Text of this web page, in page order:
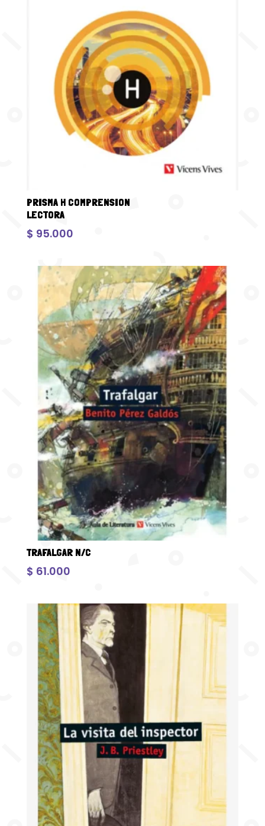
PRISMA H COMPRENSION
LECTORA
$ 95.000
TRAFALGAR N/C
$ 61.000